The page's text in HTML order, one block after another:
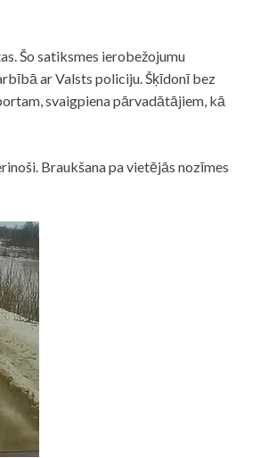
Šo satiksmes ierobežojumu
ar Valsts policiju. Šķīdonī bez
svaigpiena pārvadātājiem, kā
Braukšana pa vietējās nozīmes